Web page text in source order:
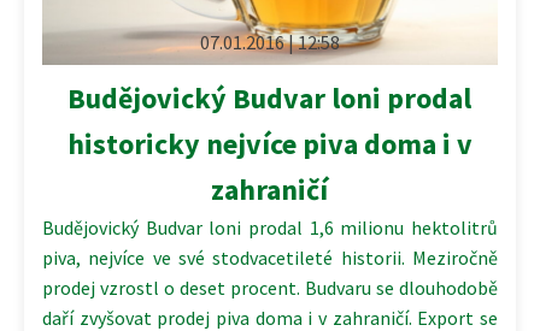
07.01.2016 | 12:58
Budějovický Budvar loni prodal
historicky nejvíce piva doma i v
zahraničí
Budějovický Budvar loni prodal 1,6 milionu hektolitrů
piva, nejvíce ve své stodvacetileté historii. Meziročně
prodej vzrostl o deset procent. Budvaru se dlouhodobě
daří zvyšovat prodej piva doma i v zahraničí. Export se